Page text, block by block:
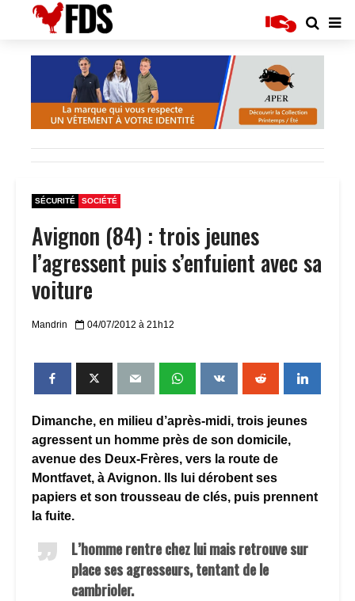
SÉCURITÉ SOCIÉTÉ
Avignon (84) : trois jeunes
l’agressent puis s’enfuient avec sa
voiture
Mandrin 04/07/2012 à 21h12
Dimanche, en milieu d’après-midi, trois jeunes
agressent un homme près de son domicile,
avenue des Deux-Frères, vers la route de
Montfavet, à Avignon. Ils lui dérobent ses
papiers et son trousseau de clés, puis prennent
la fuite.
L’homme rentre chez lui mais retrouve sur
place ses agresseurs, tentant de le
cambrioler.